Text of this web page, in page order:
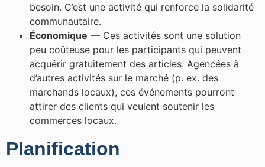
besoin. C’est une activité qui renforce la solidarité
communautaire.
Économique — Ces activités sont une solution
peu coûteuse pour les participants qui peuvent
acquérir gratuitement des articles. Agencées à
d’autres activités sur le marché (p. ex. des
marchands locaux), ces événements pourront
attirer des clients qui veulent soutenir les
commerces locaux.
Planification